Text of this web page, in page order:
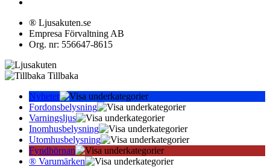
® Ljusakuten.se
Empresa Förvaltning AB
Org. nr: 556647-8615
Tillbaka
Nyheter
Fordonsbelysning
Varningsljus
Inomhusbelysning
Utomhusbelysning
Fyndhörnan
® Varumärken